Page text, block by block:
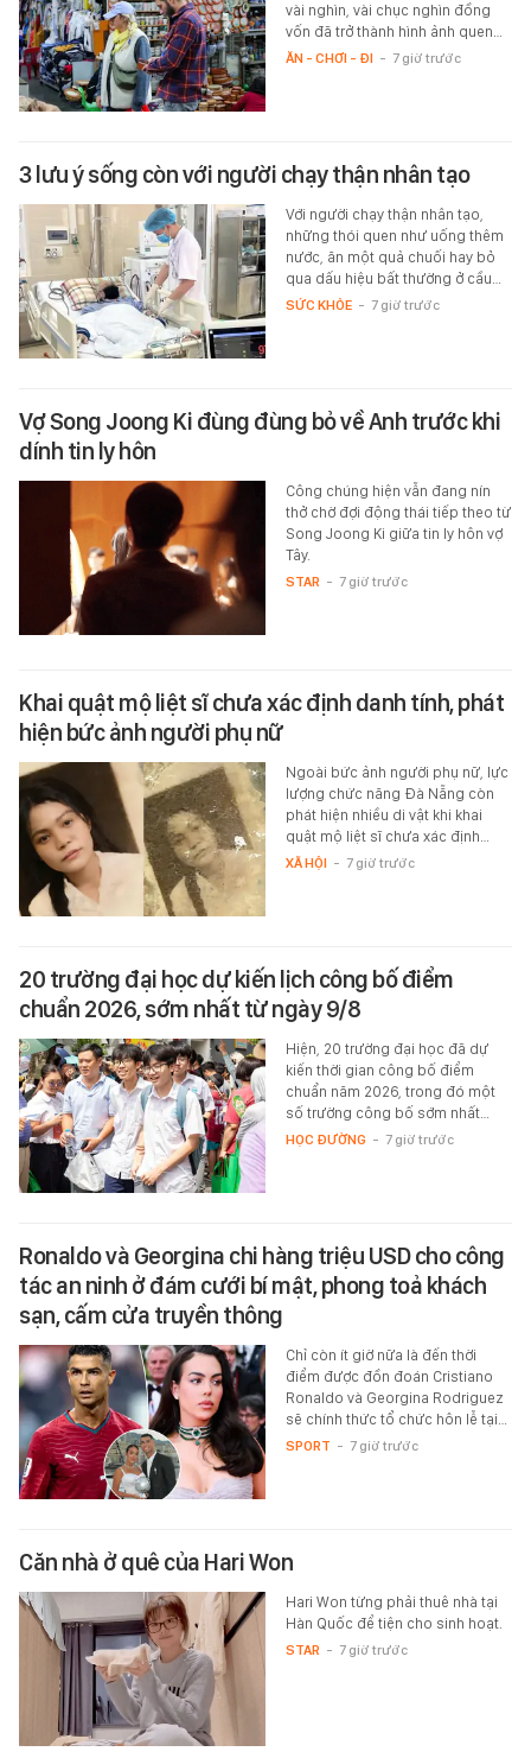
vài nghìn, vài chục nghìn đồng
vốn đã trở thành hình ảnh quen…
ĂN - CHƠI - ĐI - 7 giờ trước
3 lưu ý sống còn với người chạy thận nhân tạo
Với người chạy thận nhân tạo,
những thói quen như uống thêm
nước, ăn một quả chuối hay bỏ
qua dấu hiệu bất thường ở cầu…
SỨC KHỎE - 7 giờ trước
Vợ Song Joong Ki đùng đùng bỏ về Anh trước khi
dính tin ly hôn
Công chúng hiện vẫn đang nín
thở chờ đợi động thái tiếp theo từ
Song Joong Ki giữa tin ly hôn vợ
Tây.
STAR - 7 giờ trước
Khai quật mộ liệt sĩ chưa xác định danh tính, phát
hiện bức ảnh người phụ nữ
Ngoài bức ảnh người phụ nữ, lực
lượng chức năng Đà Nẵng còn
phát hiện nhiều di vật khi khai
quật mộ liệt sĩ chưa xác định…
XÃ HỘI - 7 giờ trước
20 trường đại học dự kiến lịch công bố điểm
chuẩn 2026, sớm nhất từ ngày 9/8
Hiện, 20 trường đại học đã dự
kiến thời gian công bố điểm
chuẩn năm 2026, trong đó một
số trường công bố sớm nhất…
HỌC ĐƯỜNG - 7 giờ trước
Ronaldo và Georgina chi hàng triệu USD cho công
tác an ninh ở đám cưới bí mật, phong toả khách
sạn, cấm cửa truyền thông
Chỉ còn ít giờ nữa là đến thời
điểm được đồn đoán Cristiano
Ronaldo và Georgina Rodriguez
sẽ chính thức tổ chức hôn lễ tại…
SPORT - 7 giờ trước
Căn nhà ở quê của Hari Won
Hari Won từng phải thuê nhà tại
Hàn Quốc để tiện cho sinh hoạt.
STAR - 7 giờ trước